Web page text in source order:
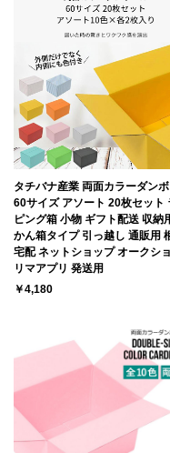
タチバナ産業 両面カラーダン
60サイズ アソート 20枚セット
ピング箱 小物 ギフト配送 収納
かん箱タイプ 引っ越し 通販用
宅配 ネットショップ オークシ
リマアプリ 発送用
￥4,180